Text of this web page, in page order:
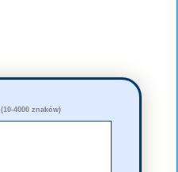
(10-4000 znaków)